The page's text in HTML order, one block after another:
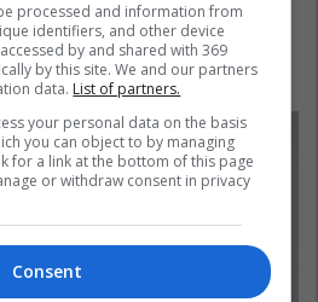
processed and information from
identifiers, and other device
by and shared with 369
by this site. We and our partners
data. List of partners.
your personal data on the basis
you can object to by managing
for a link at the bottom of this page
or withdraw consent in privacy
Consent